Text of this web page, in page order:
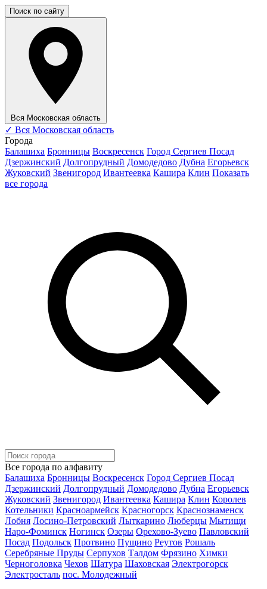
Поиск по сайту
Вся Московская область
✓ Вся Московская область
Города
Балашиха Бронницы Воскресенск Город Сергиев Посад
Дзержинский Долгопрудный Домодедово Дубна Егорьевск
Жуковский Звенигород Ивантеевка Кашира Клин Показать
все города
Все города по алфавиту
Балашиха Бронницы Воскресенск Город Сергиев Посад
Дзержинский Долгопрудный Домодедово Дубна Егорьевск
Жуковский Звенигород Ивантеевка Кашира Клин Королев
Котельники Красноармейск Красногорск Краснознаменск
Лобня Лосино-Петровский Лыткарино Люберцы Мытищи
Наро-Фоминск Ногинск Озеры Орехово-Зуево Павловский
Посад Подольск Протвино Пущино Реутов Рошаль
Серебряные Пруды Серпухов Талдом Фрязино Химки
Черноголовка Чехов Шатура Шаховская Электрогорск
Электросталь пос. Молодежный